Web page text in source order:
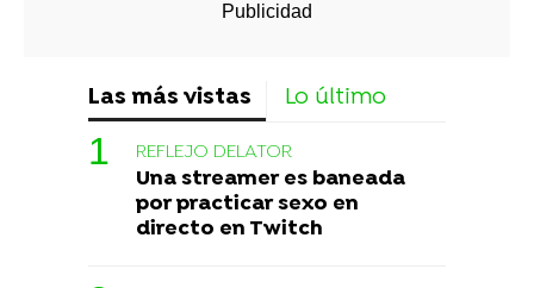
Las más vistas Lo último
REFLEJO DELATOR
Una streamer es baneada
por practicar sexo en
directo en Twitch